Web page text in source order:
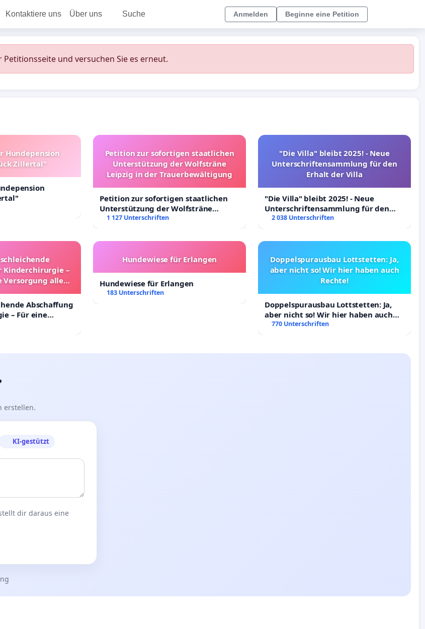
Kontaktiere uns Über uns Suche Anmelden Beginne eine Petition
und versuchen Sie es erneut.
Hundepension
Zillertal"
Petition zur sofortigen staatlichen
Unterstützung der Wolfsträne
Leipzig in der Trauerbewältigung
Petition zur sofortigen staatlichen
Unterstützung der Wolfsträne
Leipzig in der Trauerbewältigung
1 127 Unterschriften
"Die Villa" bleibt 2025! - Neue
Unterschriftensammlung für den
Erhalt der Villa
"Die Villa" bleibt 2025! - Neue
Unterschriftensammlung für den
Erhalt der Villa
2 038 Unterschriften
Kinderchirurgie –
Versorgung aller
Abschaffung
– Für eine
aller Kinder in
Hundewiese für Erlangen
Hundewiese für Erlangen
183 Unterschriften
Doppelspurausbau Lottstetten: Ja,
aber nicht so! Wir hier haben auch
Rechte!
Doppelspurausbau Lottstetten: Ja,
aber nicht so! Wir hier haben auch
Rechte!
770 Unterschriften
erstellen.
KI-gestützt
dir daraus eine